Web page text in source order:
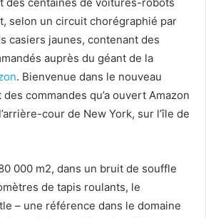
des centaines de voitures-robots
selon un circuit chorégraphié par
casiers jaunes, contenant des
auprès du géant de la
. Bienvenue dans le nouveau
commandes qu’a ouvert Amazon
cour de New York, sur l’île de
000 m2, dans un bruit de souffle
de tapis roulants, le
– une référence dans le domaine